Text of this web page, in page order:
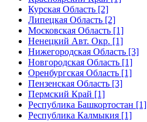
Курская Область [2]
Липецкая Область [2]
Московская Область [1]
Ненецкий Авт. Окр. [1]
Нижегородская Область [3]
Новгородская Область [1]
Оренбургская Область [1]
Пензенская Область [3]
Пермский Край [1]
Республика Башкортостан [1]
Республика Калмыкия [1]